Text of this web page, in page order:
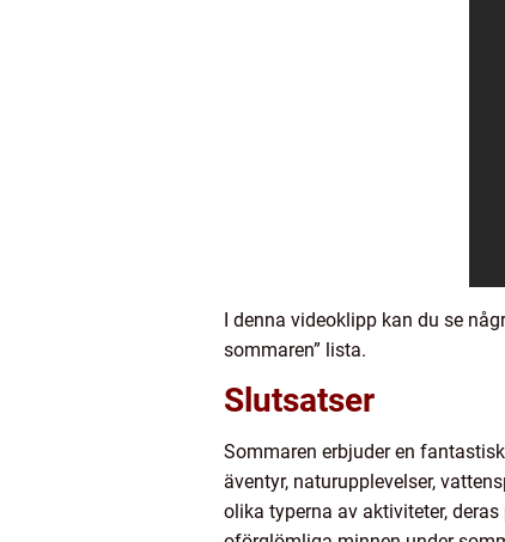
I denna videoklipp kan du se
sommaren” lista.
Slutsatser
Sommaren erbjuder en
äventyr, naturupplevelser,
olika typerna av aktiviteter,